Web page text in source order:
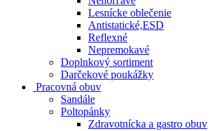
Lesnícke oblečenie
Antistatické,ESD
Reflexné
Nepremokavé
Doplnkový sortiment
Darčekové poukážky
Pracovná obuv
Sandále
Poltopánky
Zdravotnícka a gastro obuv